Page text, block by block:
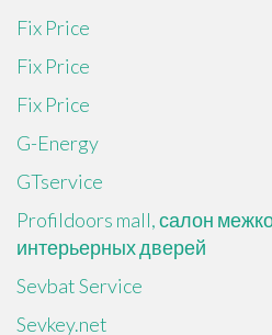
Fix Price
Fix Price
Fix Price
G-Energy
GTservice
Profildoors mall, салон
интерьерных дверей
Sevbat Service
Sevkey.net